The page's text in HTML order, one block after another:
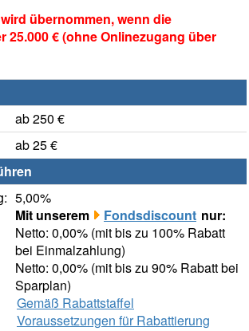
übernommen, wenn die
25.000 € (ohne Onlinezugang über
ab 250 €
ab 25 €
5,00%
Mit unserem
Fondsdiscount nur:
Netto: 0,00% (mit bis zu 100% Rabatt
bei Einmalzahlung)
Netto: 0,00% (mit bis zu 90% Rabatt bei
Sparplan)
Gemäß Rabattstaffel
Voraussetzungen für Rabattierung